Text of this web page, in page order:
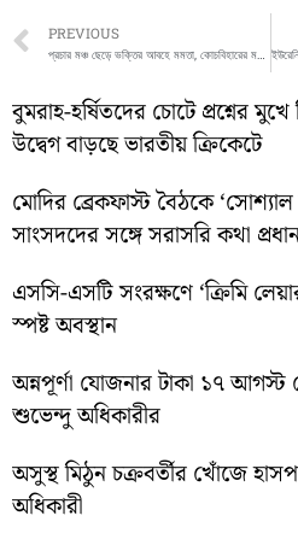
Prev
PREVIOUS
প্রচার মঞ্চ ছেড়ে ভক্তির আবহে মমতা, কোচবিহারের মদনমোহন মন্দিরে পুজো
বুমরাহ-হর্ষিতদের চোটে প্রশ্নের
উদ্বেগ বাড়ছে ভারতীয় ক্রিকেটে
মোদির ব্রেকফাস্ট বৈঠকে ‘সোশ্যাল
সাংসদদের সঙ্গে সরাসরি কথা
এসসি-এসটি সংরক্ষণে ‘ক্রিমি
স্পষ্ট অবস্থান
অন্নপূর্ণা যোজনার টাকা ১৭ আগস্ট
শুভেন্দু অধিকারীর
অসুস্থ মিঠুন চক্রবর্তীর খোঁজে
অধিকারী